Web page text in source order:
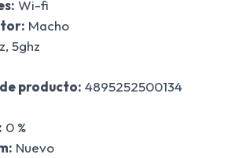
Wi-fi
Macho
5ghz
producto: 4895252500134
0 %
Nuevo